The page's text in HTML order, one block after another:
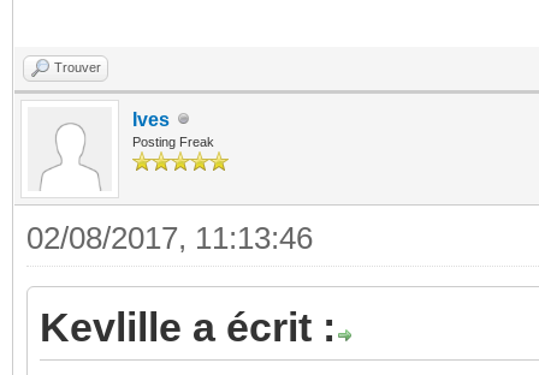
Trouver
Ives
Posting Freak
02/08/2017, 11:13:46
Kevlille a écrit :